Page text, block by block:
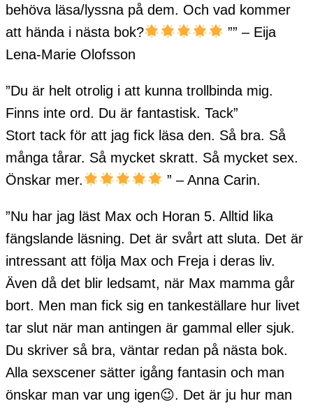
behöva läsa/lyssna på dem. Och vad kommer
att hända i nästa bok?
”” – Eija
Lena-Marie Olofsson
”Du är helt otrolig i att kunna trollbinda mig.
Finns inte ord. Du är fantastisk. Tack”
Stort tack för att jag fick läsa den. Så bra. Så
många tårar. Så mycket skratt. Så mycket sex.
Önskar mer.
” – Anna Carin.
”Nu har jag läst Max och Horan 5. Alltid lika
fängslande läsning. Det är svårt att sluta. Det är
intressant att följa Max och Freja i deras liv.
Även då det blir ledsamt, när Max mamma går
bort. Men man fick sig en tankeställare hur livet
tar slut när man antingen är gammal eller sjuk.
Du skriver så bra, väntar redan på nästa bok.
Alla sexscener sätter igång fantasin och man
önskar man var ung igen😉. Det är ju hur man